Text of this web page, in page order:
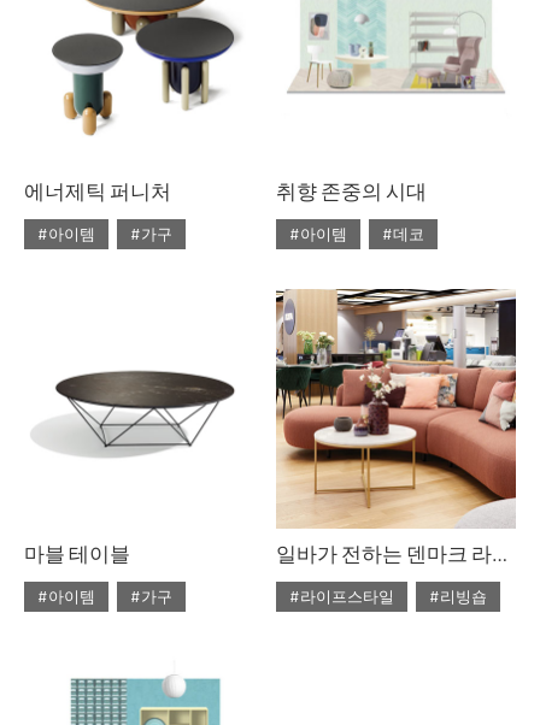
#트렌드
#에르메스
#테이블
#토즈
#패션
에너제틱 퍼니처
#아이템
#가구
#쇼핑
#의자
#체어
#테이블
취향 존중의 시대
#아이템
#데코
#4월호 룩
#가구
#데코
#룩
#소품
#스타일링
#의자
#조명
#집 꾸미기
#체어
#테이블
#패브릭
마블 테이블
#아이템
#가구
#대리석
#마블
일바가 전하는 덴마크 라이프스타일
#라이프스타일
#리빙숍